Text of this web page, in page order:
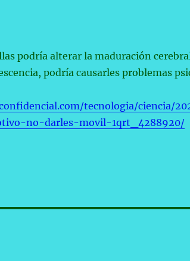
podría alterar la maduración
podría causarles problemas
tecnologia/ciencia/
no-darles-movil-1qrt_4288920/